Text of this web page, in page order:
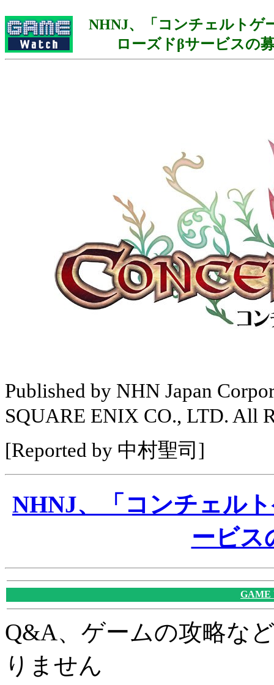
NHNJ、「コンチェルトゲ
ローズドβサービスの
Published by NHN Japan
SQUARE ENIX CO., LTD. All
[Reported by 中村聖司]
NHNJ、「コンチェル
ービス
GAME
Q&A、ゲームの攻略な
りません